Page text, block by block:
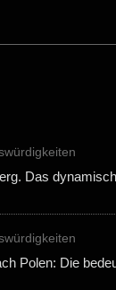
Das
Polen: Die